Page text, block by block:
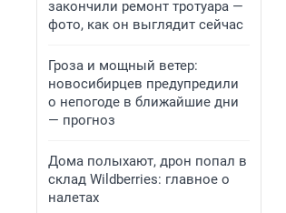
закончили ремонт тротуара —
фото, как он выглядит сейчас
Гроза и мощный ветер:
новосибирцев предупредили
о непогоде в ближайшие дни
— прогноз
Дома полыхают, дрон попал в
склад Wildberries: главное о
налетах